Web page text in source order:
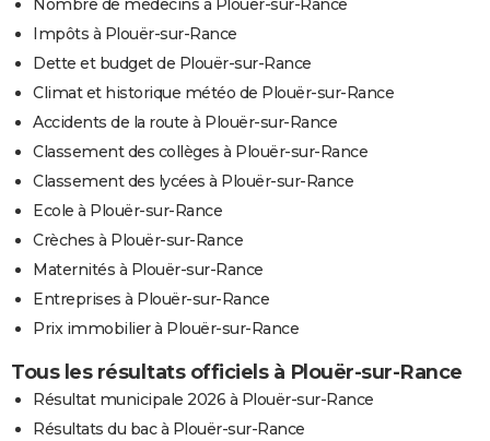
Nombre de médecins à Plouër-sur-Rance
Impôts à Plouër-sur-Rance
Dette et budget de Plouër-sur-Rance
Climat et historique météo de Plouër-sur-Rance
Accidents de la route à Plouër-sur-Rance
Classement des collèges à Plouër-sur-Rance
Classement des lycées à Plouër-sur-Rance
Ecole à Plouër-sur-Rance
Crèches à Plouër-sur-Rance
Maternités à Plouër-sur-Rance
Entreprises à Plouër-sur-Rance
Prix immobilier à Plouër-sur-Rance
Tous les résultats officiels à Plouër-sur-Rance
Résultat municipale 2026 à Plouër-sur-Rance
Résultats du bac à Plouër-sur-Rance